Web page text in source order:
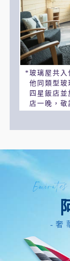
玻璃屋共入
他同類型玻
四星飯店
店一晚，敬
奢